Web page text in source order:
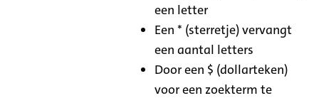
een letter
Een * (sterretje) vervangt
een aantal letters
Door een $ (dollarteken)
voor een zoekterm te